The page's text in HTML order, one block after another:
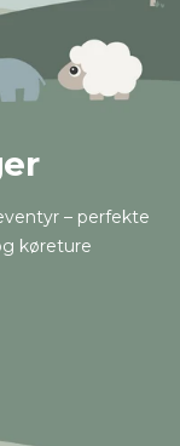
– perfekte
køreture